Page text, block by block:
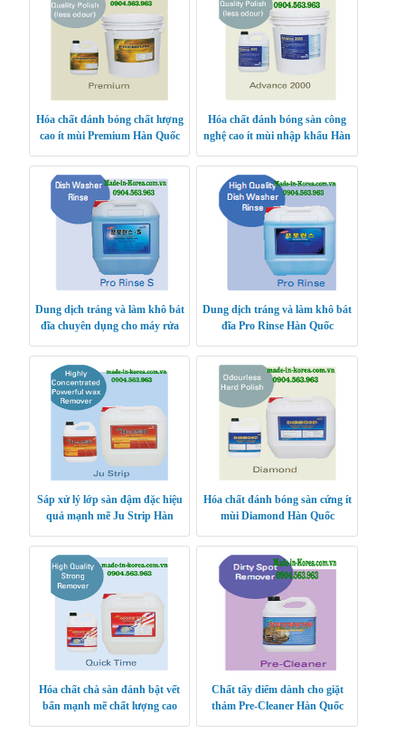
Hóa chất đánh bóng chất lượng
cao ít mùi Premium Hàn Quốc
Hóa chất đánh bóng sàn công
nghệ cao ít mùi nhập khẩu Hàn
Dung dịch tráng và làm khô bát
đĩa chuyên dụng cho máy rửa
Dung dịch tráng và làm khô bát
đĩa Pro Rinse Hàn Quốc
Sáp xử lý lớp sàn đậm đặc hiệu
quả mạnh mẽ Ju Strip Hàn
Hóa chất đánh bóng sàn cứng ít
mùi Diamond Hàn Quốc
Hóa chất chà sàn đánh bật vết
bẩn mạnh mẽ chất lượng cao
Chất tẩy điểm dành cho giặt
thảm Pre-Cleaner Hàn Quốc